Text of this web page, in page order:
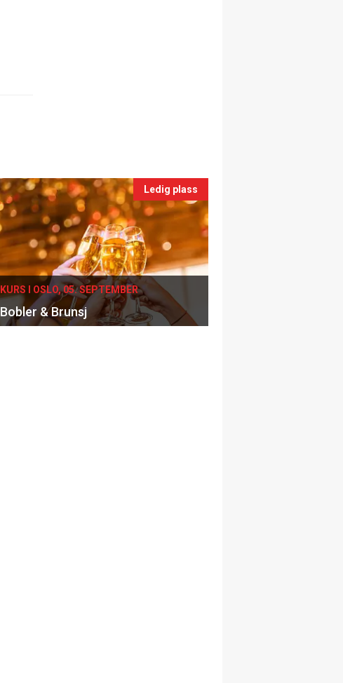
Ledig plass
KURS I OSLO, 05. SEPTEMBER
Bobler & Brunsj